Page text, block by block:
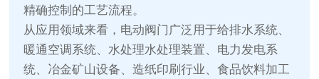
精确控制的工艺流程。
从应用领域来看，电动阀门广泛用于给排水系统、
暖通空调系统、水处理水处理装置、电力发电系
统、冶金矿山设备、造纸印刷行业、食品饮料加工